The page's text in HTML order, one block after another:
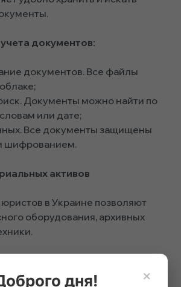
документов:
документов. Все файлы
Документы можно найти по
или дате;
Все документы защищены
шифрованием.
активов
в Украине позволяют
оборудования, архивных
активов:
×
дня!